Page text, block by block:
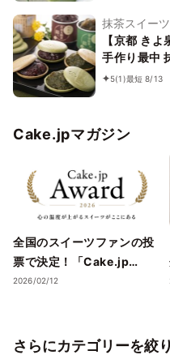
抹茶スイー
【京都 き
手作り最中
言あん 抹茶
5(1)最短 8/13
Cake.jpマガジン
全国のスイーツファンの投
票で決定！「Cake.jp
Award 2026」受賞店舗を
ツの名店が集結 ―
2026/02/12
さらにカテゴリーを絞